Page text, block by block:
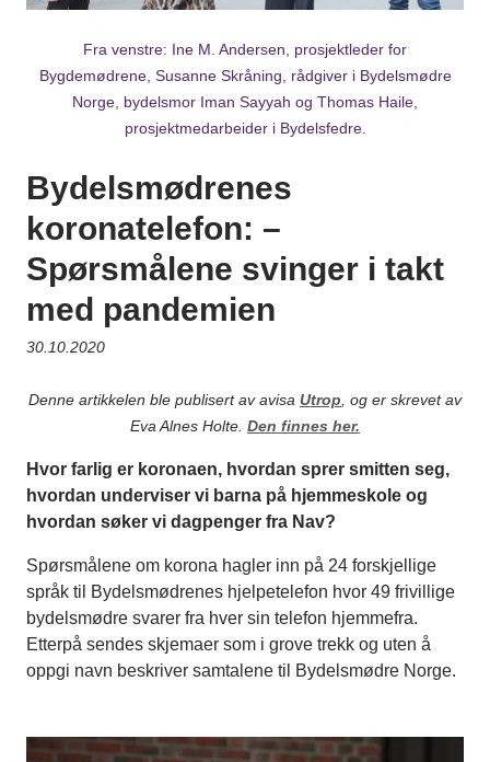
Fra venstre: Ine M. Andersen, prosjektleder for
Bygdemødrene, Susanne Skråning, rådgiver i Bydelsmødre
Norge, bydelsmor Iman Sayyah og Thomas Haile,
prosjektmedarbeider i Bydelsfedre.
Bydelsmødrenes
koronatelefon: –
Spørsmålene svinger i takt
med pandemien
30.10.2020
Denne artikkelen ble publisert av avisa Utrop , og er skrevet av
Eva Alnes Holte. Den finnes her.
Hvor farlig er koronaen, hvordan sprer smitten seg,
hvordan underviser vi barna på hjemmeskole og
hvordan søker vi dagpenger fra Nav?
Spørsmålene om korona hagler inn på 24 forskjellige
språk til Bydelsmødrenes hjelpetelefon hvor 49 frivillige
bydelsmødre svarer fra hver sin telefon hjemmefra.
Etterpå sendes skjemaer som i grove trekk og uten å
oppgi navn beskriver samtalene til Bydelsmødre Norge.